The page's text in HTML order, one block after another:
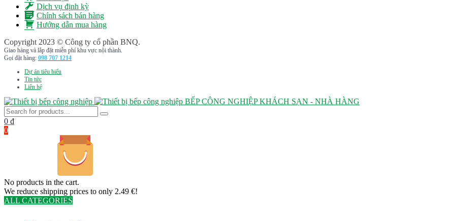
Dịch vụ định kỳ
Chính sách bán hàng
Hướng dẫn mua hàng
Copyright 2023 © Công ty cổ phần BNQ.
Giao hàng và lắp đặt miễn phí khu vực nội thành.
Gọi đặt hàng: 098 707 1214
Dự án tiêu biểu
Tin tức
Liên hệ
BẾP CÔNG NGHIỆP KHÁCH SẠN - NHÀ HÀNG
0 ₫
0
No products in the cart.
We reduce shipping prices to only 2.49 €!
ALL CATEGORIES